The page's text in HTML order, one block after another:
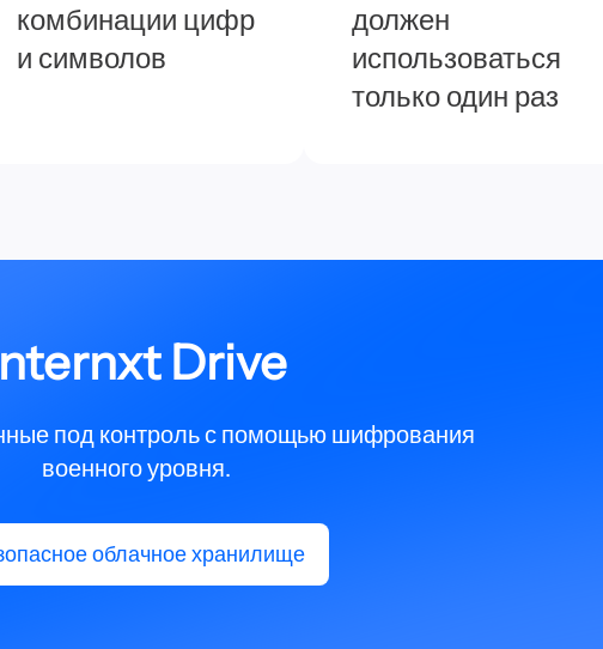
комбинации цифр
и символов
должен
использоваться
только один раз
Drive
под контроль с помощью шифрования
военного уровня.
облачное хранилище